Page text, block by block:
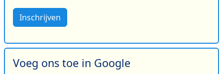
Inschrijven
Voeg ons toe in Google